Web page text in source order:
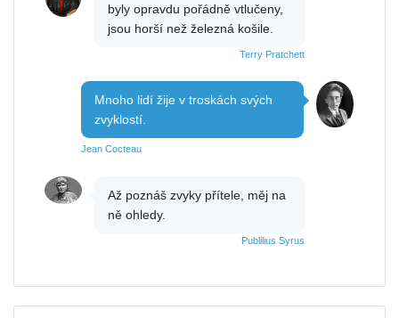
byly opravdu pořádně vtlučeny,
jsou horší než železná košile.
Terry Pratchett
Mnoho lidí žije v troskách svých
zvyklostí.
Jean Cocteau
Až poznáš zvyky přítele, měj na
ně ohledy.
Publilius Syrus